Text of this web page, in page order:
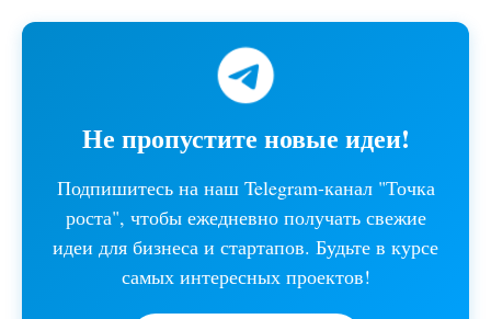
Не пропустите новые идеи!
Подпишитесь на наш Telegram-канал "Точка
роста", чтобы ежедневно получать свежие
идеи для бизнеса и стартапов. Будьте в курсе
самых интересных проектов!